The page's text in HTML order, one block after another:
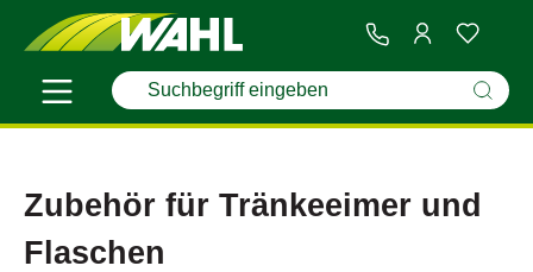
Zubehör für Tränkeeimer und
Flaschen